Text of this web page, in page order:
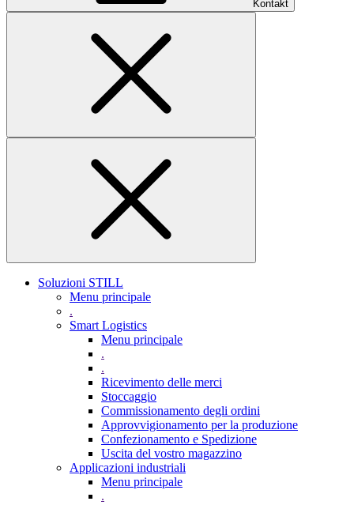
Kontakt
Soluzioni STILL
Menu principale
.
Smart Logistics
Menu principale
.
.
Ricevimento delle merci
Stoccaggio
Commissionamento degli ordini
Approvvigionamento per la produzione
Confezionamento e Spedizione
Uscita del vostro magazzino
Applicazioni industriali
Menu principale
.